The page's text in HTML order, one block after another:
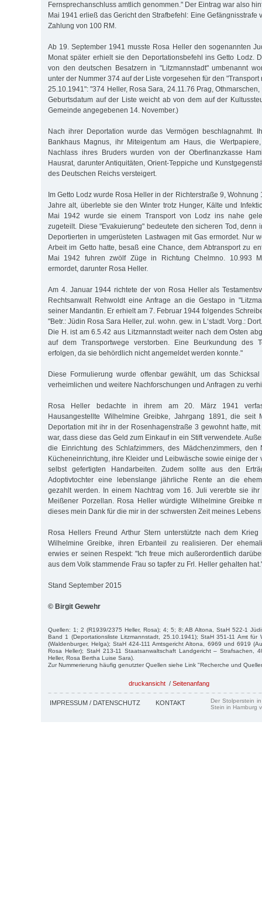
Fernsprechanschluss amtlich genommen." Der Eintrag war also
Mai 1941 erließ das Gericht den Strafbefehl: Eine Gefängnisstrafe
Zahlung von 100 RM.
Ab 19. September 1941 musste Rosa Heller den sogenannten
Monat später erhielt sie den Deportationsbefehl ins Getto Lodz.
von den deutschen Besatzern in "Litzmannstadt" umbenannt
unter der Nummer 374 auf der Liste vorgesehen für den "Transport
25.10.1941": "374 Heller, Rosa Sara, 24.11.76 Prag,
Geburtsdatum auf der Liste weicht ab von dem auf der
Gemeinde angegebenen 14. November.)
Nach ihrer Deportation wurde das Vermögen beschlagnahmt.
Bankhaus Magnus, ihr Miteigentum am Haus, die
Nachlass ihres Bruders wurden von der Oberfinanzkasse
Hausrat, darunter Antiquitäten, Orient-Teppiche und
des Deutschen Reichs versteigert.
Im Getto Lodz wurde Rosa Heller in der Richterstraße 9, Wohnung
Jahre alt, überlebte sie den Winter trotz Hunger, Kälte und
Mai 1942 wurde sie einem Transport von Lodz ins nahe
zugeteilt. Diese "Evakuierung" bedeutete den sicheren Tod, denn
Deportierten in umgerüsteten Lastwagen mit Gas ermordet. Nur
Arbeit im Getto hatte, besaß eine Chance, dem Abtransport zu
Mai 1942 fuhren zwölf Züge in Richtung Chelmno. 10.993
ermordet, darunter Rosa Heller.
Am 4. Januar 1944 richtete der von Rosa Heller als
Rechtsanwalt Rehwoldt eine Anfrage an die Gestapo in
seiner Mandantin. Er erhielt am 7. Februar 1944 folgendes
"Betr.: Jüdin Rosa Sara Heller, zul. wohn. gew. in L‘stadt. Vorg.:
Die H. ist am 6.5.42 aus Litzmannstadt weiter nach dem Osten
auf dem Transportwege verstorben. Eine Beurkundung des
erfolgen, da sie behördlich nicht angemeldet werden konnte."
Diese Formulierung wurde offenbar gewählt, um das
verheimlichen und weitere Nachforschungen und Anfragen zu
Rosa Heller bedachte in ihrem am 20. März 1941
Hausangestellte Wilhelmine Greibke, Jahrgang 1891, die
Deportation mit ihr in der Rosenhagenstraße 3 gewohnt hatte,
war, dass diese das Geld zum Einkauf in ein Stift verwendete.
die Einrichtung des Schlafzimmers, des Mädchenzimmers, den
Kücheneinrichtung, ihre Kleider und Leibwäsche sowie einige der
selbst gefertigten Handarbeiten. Zudem sollte aus den
Adoptivtochter eine lebenslange jährliche Rente an die
gezahlt werden. In einem Nachtrag vom 16. Juli vererbte sie
Meißener Porzellan. Rosa Heller würdigte Wilhelmine Greibke
dieses mein Dank für die mir in der schwersten Zeit meines
Rosa Hellers Freund Arthur Stern unterstützte nach dem
Wilhelmine Greibke, ihren Erbanteil zu realisieren. Der
erwies er seinen Respekt: "Ich freue mich außerordentlich
aus dem Volk stammende Frau so tapfer zu Frl. Heller gehalten
Stand September 2015
© Birgit Gewehr
Quellen: 1; 2 (R1939/2375 Heller, Rosa); 4; 5; 8; AB Altona, StaH 522-1
Band 1 (Deportationsliste Litzmannstadt, 25.10.1941); StaH 351-11 Amt für
(Waldenburger, Helga); StaH 424-111 Amtsgericht Altona, 6969 und 6919
Rosa Heller); StaH 213-11 Staatsanwaltschaft Landgericht – Strafsachen,
Heller, Rosa Bertha Luise Sara).
Zur Nummerierung häufig genutzter Quellen siehe Link "Recherche und
druckansicht / Seitenanfang
IMPRESSUM / DATENSCHUTZ KONTAKT
Der Stolperstein
Stein in Hamburg